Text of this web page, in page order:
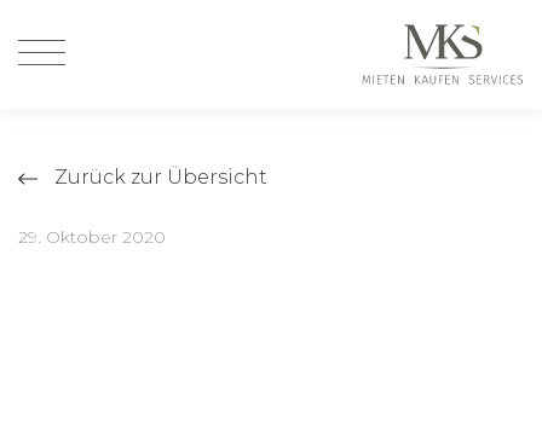
Zurück zur Übersicht
29. Oktober 2020